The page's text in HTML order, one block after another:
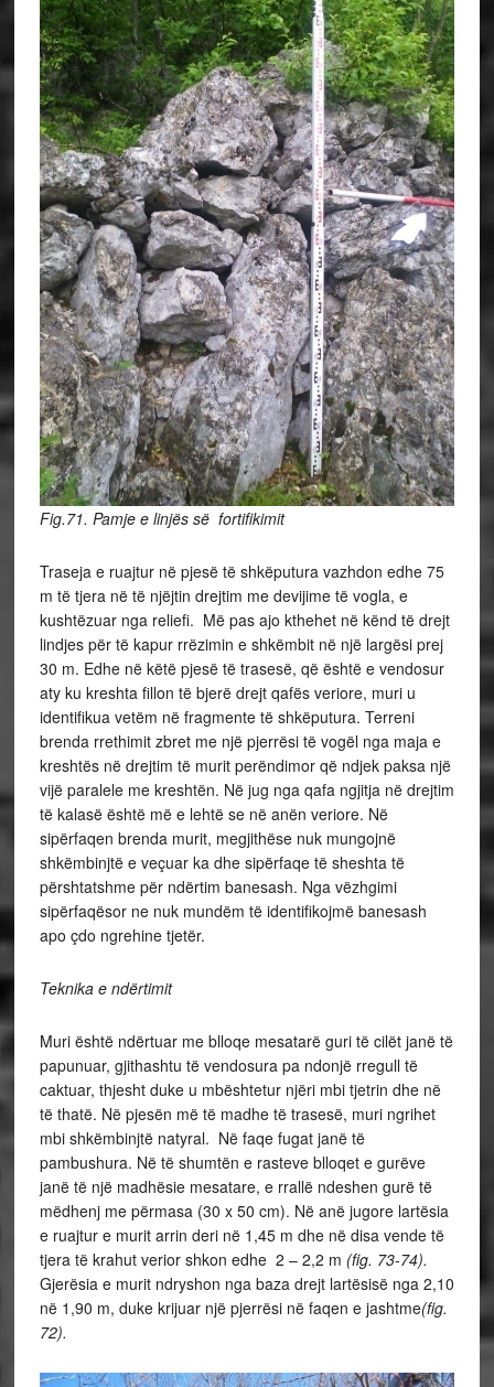
Fig.71. Pamje e linjës së fortifikimit
Traseja e ruajtur në pjesë të shkëputura vazhdon edhe 75
m të tjera në të njëjtin drejtim me devijime të vogla, e
kushtëzuar nga reliefi. Më pas ajo kthehet në kënd të drejt
lindjes për të kapur rrëzimin e shkëmbit në një largësi prej
30 m. Edhe në këtë pjesë të trasesë, që është e vendosur
aty ku kreshta fillon të bjerë drejt qafës veriore, muri u
identifikua vetëm në fragmente të shkëputura. Terreni
brenda rrethimit zbret me një pjerrësi të vogël nga maja e
kreshtës në drejtim të murit perëndimor që ndjek paksa një
vijë paralele me kreshtën. Në jug nga qafa ngjitja në drejtim
të kalasë është më e lehtë se në anën veriore. Në
sipërfaqen brenda murit, megjithëse nuk mungojnë
shkëmbinjtë e veçuar ka dhe sipërfaqe të sheshta të
përshtatshme për ndërtim banesash. Nga vëzhgimi
sipërfaqësor ne nuk mundëm të identifikojmë banesash
apo çdo ngrehine tjetër.
Teknika e ndërtimit
Muri është ndërtuar me blloqe mesatarë guri të cilët janë të
papunuar, gjithashtu të vendosura pa ndonjë rregull të
caktuar, thjesht duke u mbështetur njëri mbi tjetrin dhe në
të thatë. Në pjesën më të madhe të trasesë, muri ngrihet
mbi shkëmbinjtë natyral. Në faqe fugat janë të
pambushura. Në të shumtën e rasteve blloqet e gurëve
janë të një madhësie mesatare, e rrallë ndeshen gurë të
mëdhenj me përmasa (30 x 50 cm). Në anë jugore lartësia
e ruajtur e murit arrin deri në 1,45 m dhe në disa vende të
tjera të krahut verior shkon edhe 2 – 2,2 m (fig. 73-74).
Gjerësia e murit ndryshon nga baza drejt lartësisë nga 2,10
në 1,90 m, duke krijuar një pjerrësi në faqen e jashtme(fig.
72).